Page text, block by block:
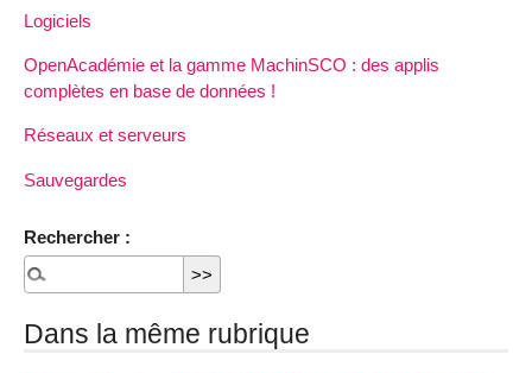
Logiciels
OpenAcadémie et la gamme MachinSCO : des applis
complètes en base de données !
Réseaux et serveurs
Sauvegardes
Rechercher :
Dans la même rubrique